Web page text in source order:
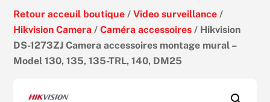
Retour acceuil boutique /Video surveillance /
Hikvision Camera /Caméra accessoires / Hikvision
DS-1273ZJ Camera accessoires montage mural –
Model 130, 135, 135-TRL, 140, DM25